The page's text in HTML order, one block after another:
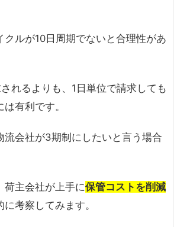
クルが10日周期でないと合理性があ
れるよりも、1日単位で請求しても
有利です。
流会社が3期制にしたいと言う場合
荷主会社が上手に保管コストを削減
考察してみます。